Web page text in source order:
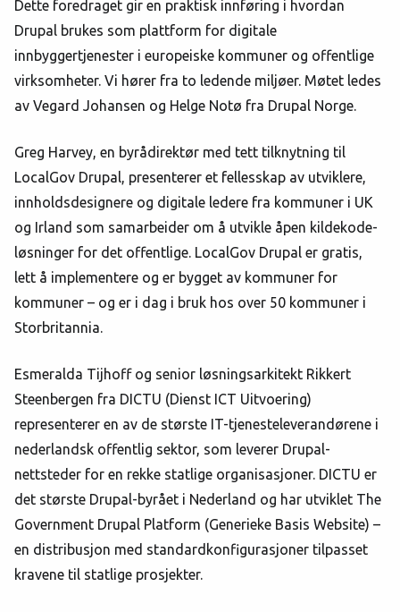
Dette foredraget gir en praktisk innføring i hvordan
Drupal brukes som plattform for digitale
innbyggertjenester i europeiske kommuner og offentlige
virksomheter. Vi hører fra to ledende miljøer. Møtet ledes
av Vegard Johansen og Helge Notø fra Drupal Norge.
Greg Harvey, en byrådirektør med tett tilknytning til
LocalGov Drupal, presenterer et fellesskap av utviklere,
innholdsdesignere og digitale ledere fra kommuner i UK
og Irland som samarbeider om å utvikle åpen kildekode-
løsninger for det offentlige. LocalGov Drupal er gratis,
lett å implementere og er bygget av kommuner for
kommuner – og er i dag i bruk hos over 50 kommuner i
Storbritannia.
Esmeralda Tijhoff og senior løsningsarkitekt Rikkert
Steenbergen fra DICTU (Dienst ICT Uitvoering)
representerer en av de største IT-tjenesteleverandørene i
nederlandsk offentlig sektor, som leverer Drupal-
nettsteder for en rekke statlige organisasjoner. DICTU er
det største Drupal-byrået i Nederland og har utviklet The
Government Drupal Platform (Generieke Basis Website) –
en distribusjon med standardkonfigurasjoner tilpasset
kravene til statlige prosjekter.